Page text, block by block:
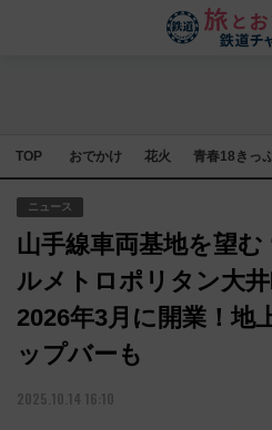
TOP おでかけ 花火 青春18きっ
ニュース
山手線車両基地を望
ルメトロポリタン大
2026年3月に開業！地
ップバーも
2025.10.14 16:10